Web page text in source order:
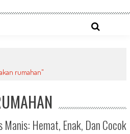
rumahan"
Manis: Hemat, Enak, Dan Cocok